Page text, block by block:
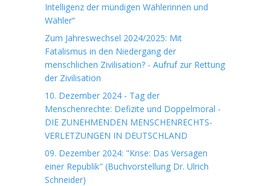
Intelligenz der mündigen Wählerinnen und
Wähler“
Zum Jahreswechsel 2024/2025: Mit
Fatalismus in den Niedergang der
menschlichen Zivilisation? - Aufruf zur Rettung
der Zivilisation
10. Dezember 2024 - Tag der
Menschenrechte: Defizite und Doppelmoral -
DIE ZUNEHMENDEN MENSCHENRECHTS-
VERLETZUNGEN IN DEUTSCHLAND
09. Dezember 2024: "Krise: Das Versagen
einer Republik" (Buchvorstellung Dr. Ulrich
Schneider)